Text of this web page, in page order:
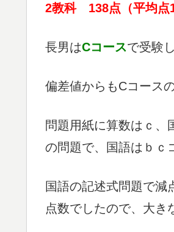
2教科 138点（平均
長男はCコースで受験
偏差値からもCコース
問題用紙に算数はｃ、
の問題で、国語はｂｃ
国語の記述式問題で減
点数でしたので、大き